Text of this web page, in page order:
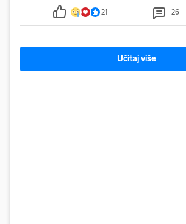
tamošnji liječnici ne vjeruju u oporavak: 'Imamo
21 26
Učitaj više